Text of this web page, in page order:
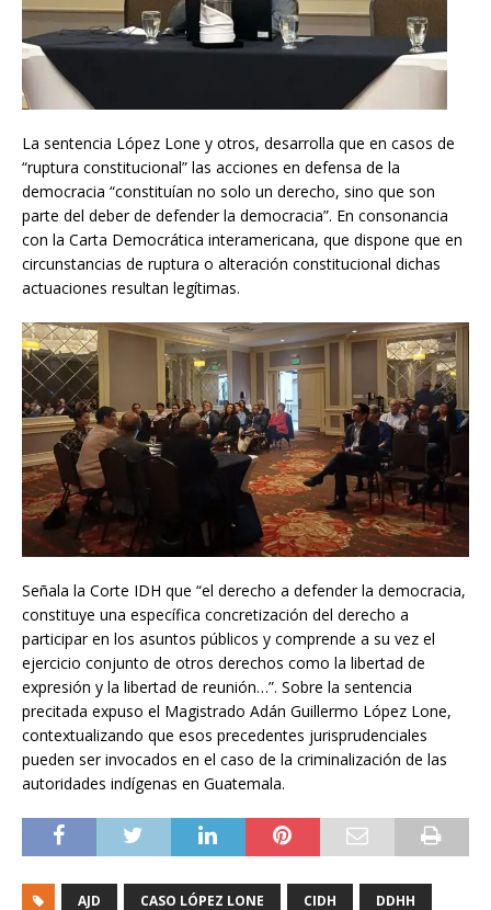
La sentencia López Lone y otros, desarrolla que en casos de
“ruptura constitucional” las acciones en defensa de la
democracia “constituían no solo un derecho, sino que son
parte del deber de defender la democracia”. En consonancia
con la Carta Democrática interamericana, que dispone que en
circunstancias de ruptura o alteración constitucional dichas
actuaciones resultan legítimas.
Señala la Corte IDH que “el derecho a defender la democracia,
constituye una específica concretización del derecho a
participar en los asuntos públicos y comprende a su vez el
ejercicio conjunto de otros derechos como la libertad de
expresión y la libertad de reunión…”. Sobre la sentencia
precitada expuso el Magistrado Adán Guillermo López Lone,
contextualizando que esos precedentes jurisprudenciales
pueden ser invocados en el caso de la criminalización de las
autoridades indígenas en Guatemala.
AJD CASO LÓPEZ LONE CIDH DDHH